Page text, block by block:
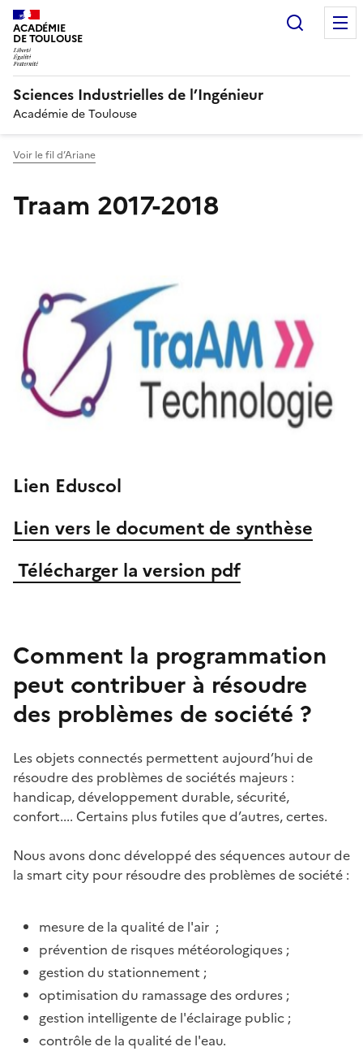
ACADÉMIE
DE TOULOUSE
Sciences Industrielles de l’Ingénieur
Académie de Toulouse
Voir le fil d’Ariane
Traam 2017-2018
Lien Eduscol
Lien vers le document de synthèse
Télécharger la version pdf
Comment la programmation
peut contribuer à résoudre
des problèmes de société ?
Les objets connectés permettent aujourd’hui de
résoudre des problèmes de sociétés majeurs :
handicap, développement durable, sécurité,
confort.... Certains plus futiles que d’autres, certes.
Nous avons donc développé des séquences autour de
la smart city pour résoudre des problèmes de société :
mesure de la qualité de l'air ;
prévention de risques météorologiques ;
gestion du stationnement ;
optimisation du ramassage des ordures ;
gestion intelligente de l'éclairage public ;
contrôle de la qualité de l'eau.